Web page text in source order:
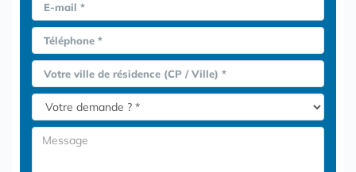
E-mail *
Téléphone *
Votre ville de résidence (CP / Ville) *